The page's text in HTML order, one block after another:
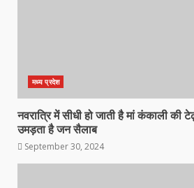
मध्य प्रदेश
नवरात्रि में सीधी हो जाती है मां कंकाली की
उमड़ता है जन सैलाब
September 30, 2024